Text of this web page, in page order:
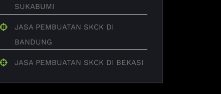
SUKABUMI
JASA PEMBUATAN SKCK DI
BANDUNG
JASA PEMBUATAN SKCK DI BEKASI